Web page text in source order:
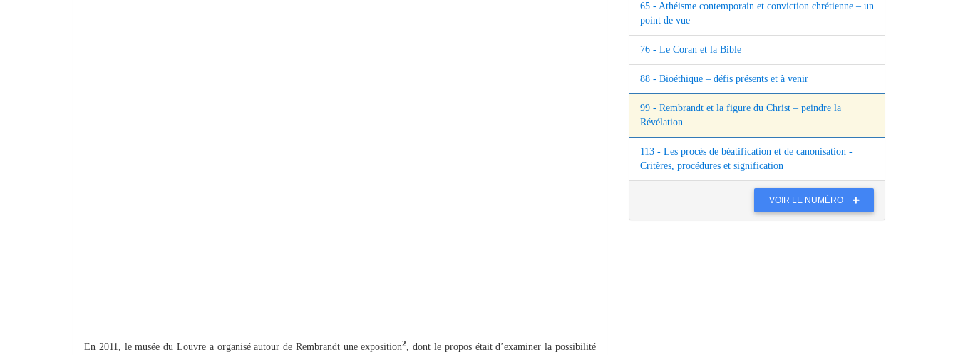
En 2011, le musée du Louvre a organisé autour de Rembrandt une exposition2, dont le propos était d’examiner la possibilité
65 - Athéisme contemporain et conviction chrétienne – un
point de vue
76 - Le Coran et la Bible
88 - Bioéthique – défis présents et à venir
99 - Rembrandt et la figure du Christ – peindre la
Révélation
113 - Les procès de béatification et de canonisation -
Critères, procédures et signification
VOIR LE NUMÉRO